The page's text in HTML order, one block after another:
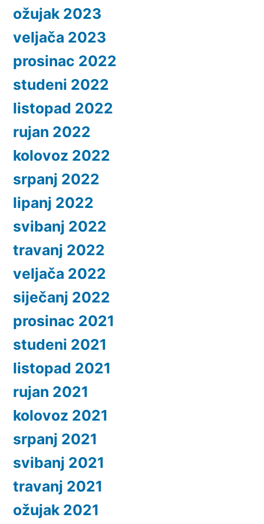
ožujak 2023
veljača 2023
prosinac 2022
studeni 2022
listopad 2022
rujan 2022
kolovoz 2022
srpanj 2022
lipanj 2022
svibanj 2022
travanj 2022
veljača 2022
siječanj 2022
prosinac 2021
studeni 2021
listopad 2021
rujan 2021
kolovoz 2021
srpanj 2021
svibanj 2021
travanj 2021
ožujak 2021